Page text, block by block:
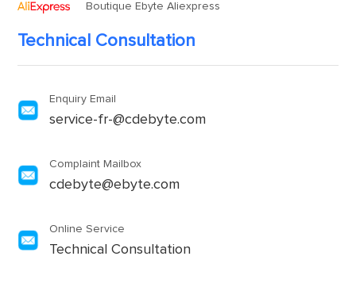
Boutique Ebyte Aliexpress
Technical Consultation
Enquiry Email
service-fr-@cdebyte.com
Complaint Mailbox
cdebyte@ebyte.com
Online Service
Technical Consultation